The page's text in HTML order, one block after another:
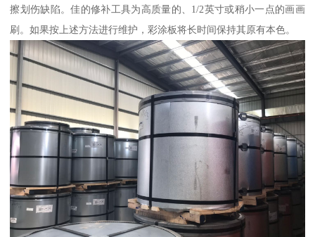
擦划伤缺陷。佳的修补工具为高质量的、1/2英寸或稍小一点的画画
刷。如果按上述方法进行维护，彩涂板将长时间保持其原有本色。